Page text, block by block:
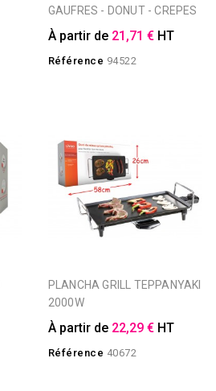
GAUFRES - DONUT - CREPES
À partir de 21,71 € HT
Référence 94522
PLANCHA GRILL TEPPANYAKI
2000W
À partir de 22,29 € HT
Référence 40672